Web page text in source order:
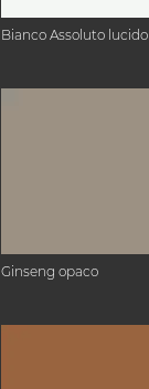
Bianco Assoluto lucido
Ginseng opaco